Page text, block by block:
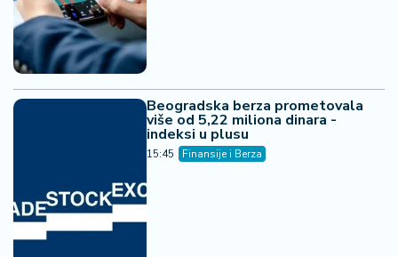
Beogradska berza prometovala
više od 5,22 miliona dinara -
indeksi u plusu
15:45 Finansije i Berza